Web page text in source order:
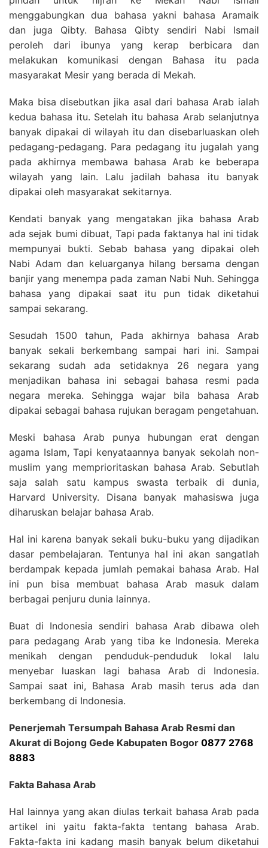
menggabungkan dua bahasa yakni bahasa Aramaik
dan juga Qibty. Bahasa Qibty sendiri Nabi Ismail
peroleh dari ibunya yang kerap berbicara dan
melakukan komunikasi dengan Bahasa itu pada
masyarakat Mesir yang berada di Mekah.
Maka bisa disebutkan jika asal dari bahasa Arab ialah
kedua bahasa itu. Setelah itu bahasa Arab selanjutnya
banyak dipakai di wilayah itu dan disebarluaskan oleh
pedagang-pedagang. Para pedagang itu jugalah yang
pada akhirnya membawa bahasa Arab ke beberapa
wilayah yang lain. Lalu jadilah bahasa itu banyak
dipakai oleh masyarakat sekitarnya.
Kendati banyak yang mengatakan jika bahasa Arab
ada sejak bumi dibuat, Tapi pada faktanya hal ini tidak
mempunyai bukti. Sebab bahasa yang dipakai oleh
Nabi Adam dan keluarganya hilang bersama dengan
banjir yang menempa pada zaman Nabi Nuh. Sehingga
bahasa yang dipakai saat itu pun tidak diketahui
sampai sekarang.
Sesudah 1500 tahun, Pada akhirnya bahasa Arab
banyak sekali berkembang sampai hari ini. Sampai
sekarang sudah ada setidaknya 26 negara yang
menjadikan bahasa ini sebagai bahasa resmi pada
negara mereka. Sehingga wajar bila bahasa Arab
dipakai sebagai bahasa rujukan beragam pengetahuan.
Meski bahasa Arab punya hubungan erat dengan
agama Islam, Tapi kenyataannya banyak sekolah non-
muslim yang memprioritaskan bahasa Arab. Sebutlah
saja salah satu kampus swasta terbaik di dunia,
Harvard University. Disana banyak mahasiswa juga
diharuskan belajar bahasa Arab.
Hal ini karena banyak sekali buku-buku yang dijadikan
dasar pembelajaran. Tentunya hal ini akan sangatlah
berdampak kepada jumlah pemakai bahasa Arab. Hal
ini pun bisa membuat bahasa Arab masuk dalam
berbagai penjuru dunia lainnya.
Buat di Indonesia sendiri bahasa Arab dibawa oleh
para pedagang Arab yang tiba ke Indonesia. Mereka
menikah dengan penduduk-penduduk lokal lalu
menyebar luaskan lagi bahasa Arab di Indonesia.
Sampai saat ini, Bahasa Arab masih terus ada dan
berkembang di Indonesia.
Penerjemah Tersumpah Bahasa Arab Resmi dan
Akurat di Bojong Gede Kabupaten Bogor 0877 2768
8883
Fakta Bahasa Arab
Hal lainnya yang akan diulas terkait bahasa Arab pada
artikel ini yaitu fakta-fakta tentang bahasa Arab.
Fakta-fakta ini kadang masih banyak belum diketahui